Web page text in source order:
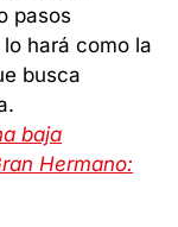
pasos
hará como la
busca
baja
Hermano: